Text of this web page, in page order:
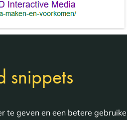
snippets
geven en een betere